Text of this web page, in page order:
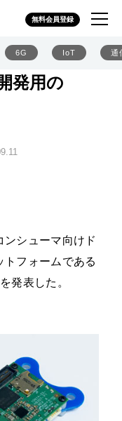
無料会員登録
6G IoT 通
発用の
シューマ向けド
トフォームである
発表した。